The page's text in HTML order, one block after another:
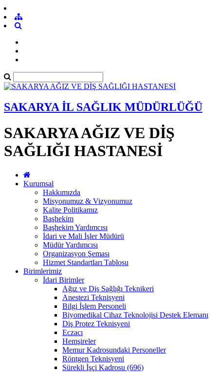
SAKARYA İL SAĞLIK MÜDÜRLÜĞÜ
SAKARYA AĞIZ VE DİŞ
SAĞLIĞI HASTANESİ
Kurumsal
Hakkımızda
Misyonumuz & Vizyonumuz
Kalite Politikamız
Başhekim
Başhekim Yardımcısı
İdari ve Mali İşler Müdürü
Müdür Yardımcısı
Organizasyon Şeması
Hizmet Standartları Tablosu
Birimlerimiz
İdari Birimler
Ağız ve Diş Sağlığı Teknikeri
Anestezi Teknisyeni
Bilgi İşlem Personeli
Biyomedikal Cihaz Teknolojisi Destek Elemanı
Diş Protez Teknisyeni
Eczacı
Hemşireler
Memur Kadrosundaki Personeller
Röntgen Teknisyeni
Sürekli İşçi Kadrosu (696)